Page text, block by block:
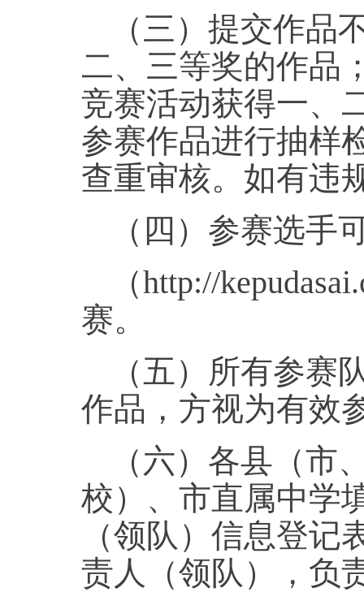
（三）提交作品
二、三等奖的作品
竞赛活动获得一、
参赛作品进行抽样
查重审核。如有违
（四）参赛选手
（http://
赛。
（五）所有参赛
作品，方视为有效
（六）各县（市
校）、市直属中学
（领队）信息登
责人（领队），负